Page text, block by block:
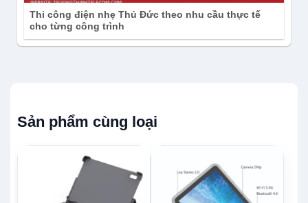
Thi công điện nhẹ Thủ Đức theo nhu cầu thực tế
cho từng công trình
Sản phẩm cùng loại